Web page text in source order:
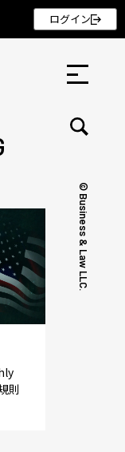
© Business & Law LLC.
ログイン
則